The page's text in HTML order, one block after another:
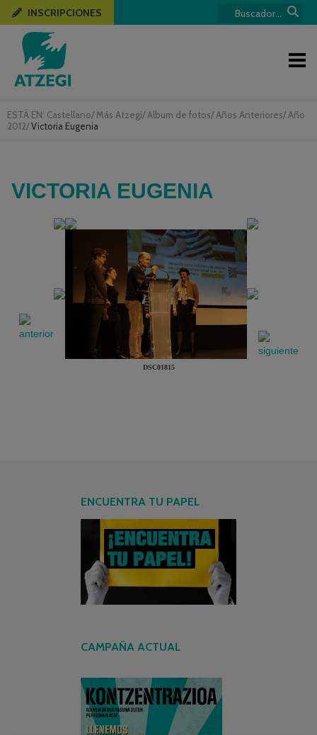
ESTÁ EN: Castellano/ Más Atzegi/ Album de fotos/ Años Anteriores/ Año
2012/Victoria Eugenia
INSCRIPCIONES
VICTORIA EUGENIA
DSC01815
ENCUENTRA TU PAPEL
CAMPAÑA ACTUAL